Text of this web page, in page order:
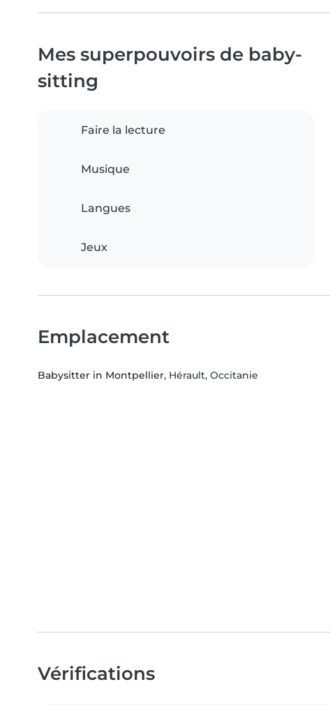
Mes superpouvoirs de baby-
sitting
Faire la lecture
Musique
Langues
Jeux
Emplacement
Babysitter in Montpellier, Hérault, Occitanie
Vérifications